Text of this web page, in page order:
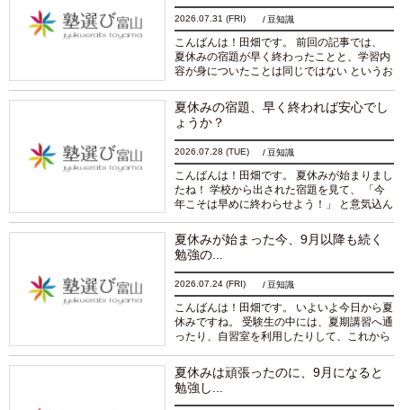
2026.07.31(FRI) 豆知識
こんばんは！田畑です。 前回の記事では、
夏休みの宿題が早く終わったことと、学習内
容が身についたことは同じではない というお
進め、早めに終わらせることは悪いことで
は...続きを読む
夏休みの宿題、早く終われば安心でし
ょうか？
2026.07.28(TUE) 豆知識
こんばんは！田畑です。 夏休みが始まりまし
たね！ 学校から出された宿題を見て、 「今
年こそは早めに終わらせよう！」 と意気込ん
か。 保護者の方としても、夏休みの後半...
続きを読む
夏休みが始まった今、9月以降も続く
勉強の...
2026.07.24(FRI) 豆知識
こんばんは！田畑です。 いよいよ今日から夏
休みですね。 受験生の中には、夏期講習へ通
ったり、自習室を利用したりして、これから
しょう。 「この夏は毎日頑張るぞ！」 その
意...続きを読む
夏休みは頑張ったのに、9月になると
勉強し...